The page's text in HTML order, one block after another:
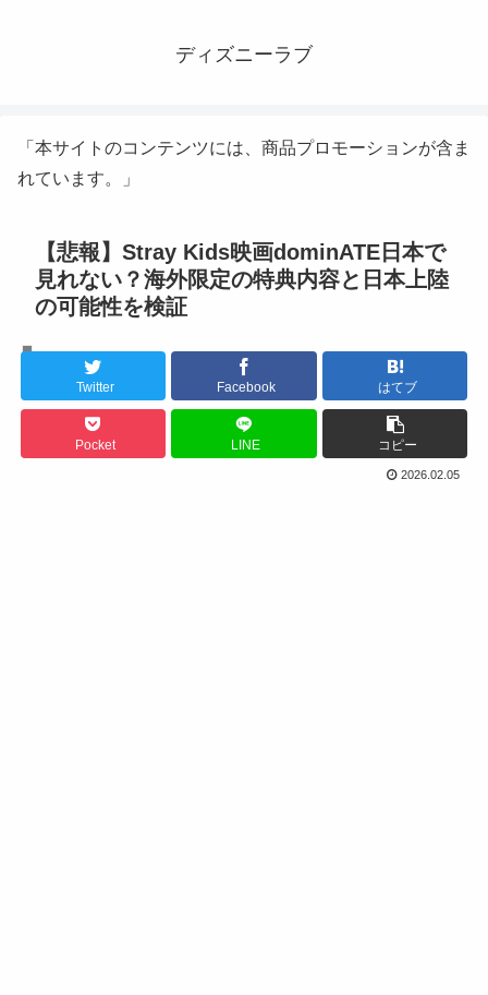
ディズニーラブ
「本サイトのコンテンツには、商品プロモーションが含ま
れています。」
【悲報】Stray Kids映画dominATE日本で
見れない？海外限定の特典内容と日本上陸
の可能性を検証
Twitter Facebook はてブ
Pocket LINE コピー
2026.02.05